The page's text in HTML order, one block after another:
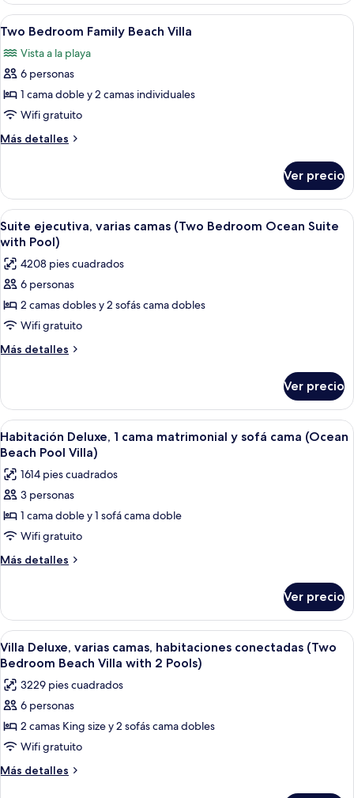
Abrir
todas
las
fotos
de
Two
Bedroom
Family
Villa
Habitación de hotel con dos camas,
6
Two Bedroom Family Beach Villa
Vista a la playa
6 personas
1 cama doble y 2 camas individuales
Wifi gratuito
Más detalles
Más
Bedroom
Family
Beach
Villa
Ver precio
Abrir
todas
las
fotos
de
Suite
ejecutiva,
varias
Bedroom
Ocean
Suite
with
Pool)
Bungalows sobre el agua con
5
Suite ejecutiva, varias camas (Two Bedroom Ocean Suite
with Pool)
4208 pies cuadrados
6 personas
2 camas dobles y 2 sofás cama dobles
Wifi gratuito
Más detalles
Más
ejecutiva,
varias
camas
(Two
Ocean
Suite
Pool)
Ver precio
Abrir
todas
las
fotos
de
Habitación
Deluxe,
1
y
sofá
cama
(Ocean
Beach
Pool
Villa)
Una terraza de madera con piscina,
4
Habitación Deluxe, 1 cama matrimonial y sofá cama (Ocean
Beach Pool Villa)
1614 pies cuadrados
3 personas
1 cama doble y 1 sofá cama doble
Wifi gratuito
Más detalles
Más
Deluxe,
cama
matrimonial
sofá
cama
(Ocean
Beach
Pool
Ver precio
Abrir
todas
las
fotos
de
Villa
Deluxe,
varias
Una habitación de hotel moderna
6
Villa Deluxe, varias camas, habitaciones conectadas (Two
Bedroom Beach Villa with 2 Pools)
3229 pies cuadrados
6 personas
2 camas King size y 2 sofás cama dobles
Wifi gratuito
Más detalles
Más